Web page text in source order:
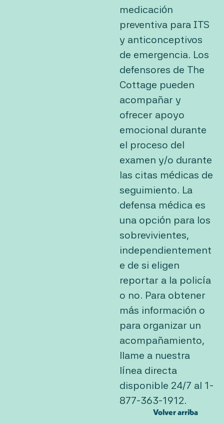
medicación
preventiva para ITS
y anticonceptivos
de emergencia. Los
defensores de The
Cottage pueden
acompañar y
ofrecer apoyo
emocional durante
el proceso del
examen y/o durante
las citas médicas de
seguimiento. La
defensa médica es
una opción para los
sobrevivientes,
independientement
e de si eligen
reportar a la policía
o no. Para obtener
más información o
para organizar un
acompañamiento,
llame a nuestra
línea directa
disponible 24/7 al 1-
877-363-1912.
Volver arriba